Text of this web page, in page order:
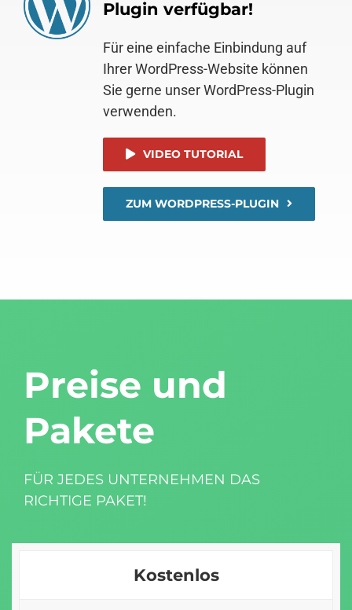
Plugin verfügbar!
Für eine einfache Einbindung auf
Ihrer WordPress-Website können
Sie gerne unser WordPress-Plugin
verwenden.
VIDEO TUTORIAL
ZUM WORDPRESS-PLUGIN
Preise und
Pakete
FÜR JEDES UNTERNEHMEN DAS
RICHTIGE PAKET!
Kostenlos